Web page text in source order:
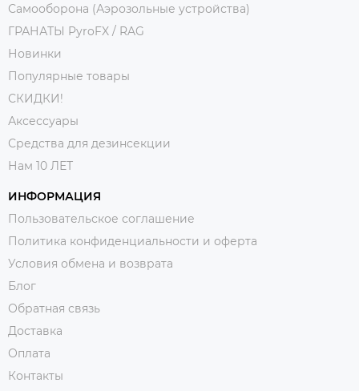
Самооборона (Аэрозольные устройства)
ГРАНАТЫ PyroFX / RAG
Новинки
Популярные товары
СКИДКИ!
Аксессуары
Средства для дезинсекции
Нам 10 ЛЕТ
ИНФОРМАЦИЯ
Пользовательское соглашение
Политика конфиденциальности и оферта
Условия обмена и возврата
Блог
Обратная связь
Доставка
Оплата
Контакты